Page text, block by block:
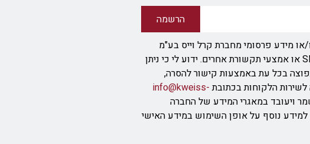
הרשמה
מידע פרסומי מחברת קרל וייס בע"מ
באמצעות דוא"ל, הודעת SMS או אמצעי תקשורת אחרים. ידוע לי כי ניתן
בכל עת באמצעות קישור להסרה,
info@kweiss-
ויעובד במאגרי המידע של החברה
למידע נוסף על אופן השימוש במידע האישי